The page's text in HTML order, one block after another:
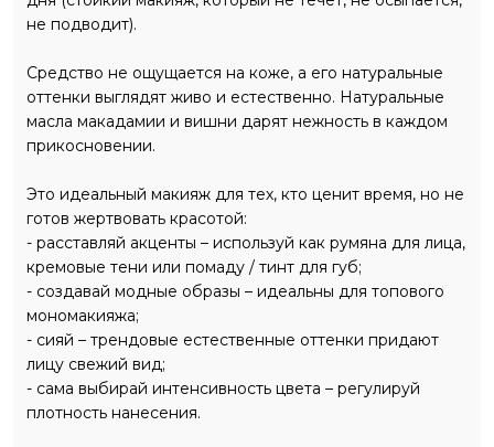
не подводит).
Средство не ощущается на коже, а его натуральные
оттенки выглядят живо и естественно. Натуральные
масла макадамии и вишни дарят нежность в каждом
прикосновении.
Это идеальный макияж для тех, кто ценит время, но не
готов жертвовать красотой:
- расставляй акценты – используй как румяна для лица,
кремовые тени или помаду / тинт для губ;
- создавай модные образы – идеальны для топового
мономакияжа;
- сияй – трендовые естественные оттенки придают
лицу свежий вид;
- сама выбирай интенсивность цвета – регулируй
плотность нанесения.